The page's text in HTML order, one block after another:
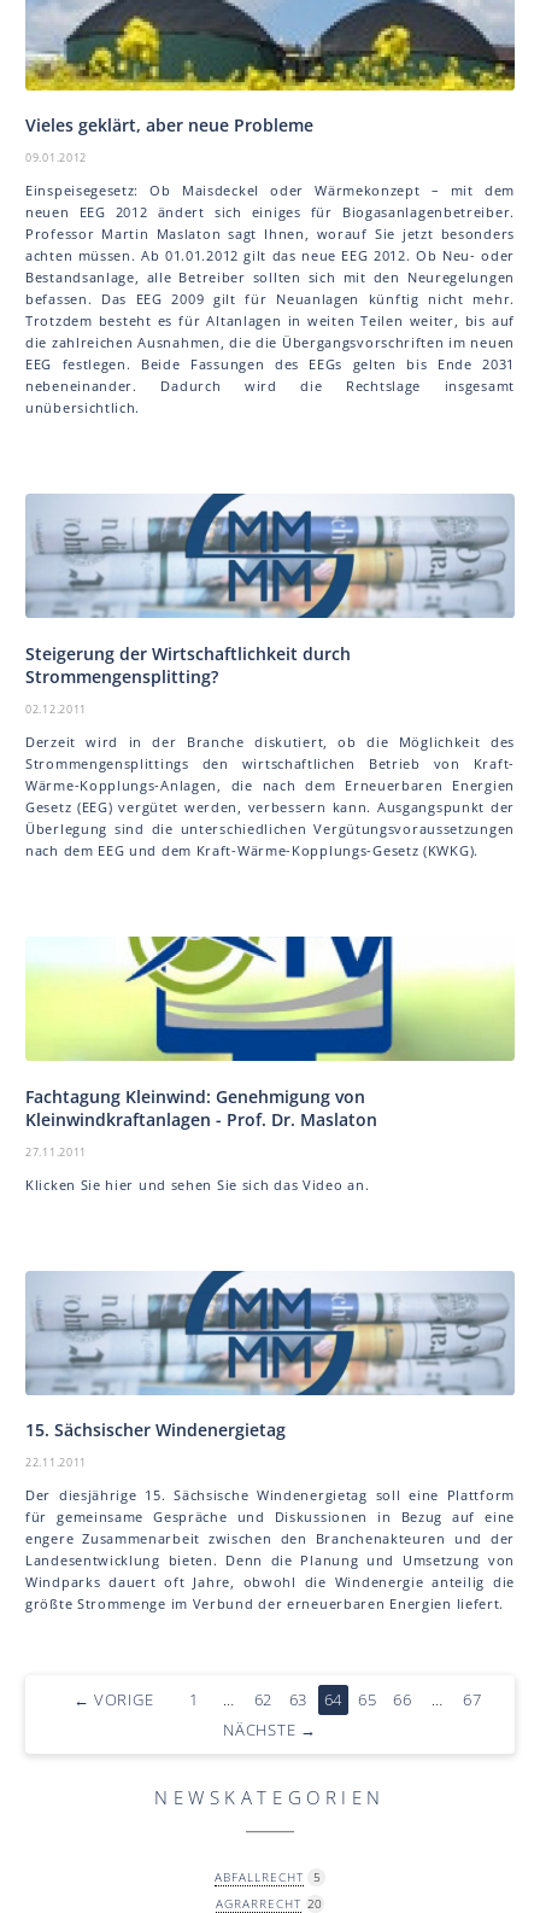
Vieles geklärt, aber neue Probleme
09.01.2012
Einspeisegesetz: Ob Maisdeckel oder Wärmekonzept – mit dem
neuen EEG 2012 ändert sich einiges für Biogasanlagenbetreiber.
Professor Martin Mas la ton sagt Ihnen, worauf Sie jetzt besonders
achten müssen. Ab 01.01.2012 gilt das neue EEG 2012. Ob Neu- oder
Bestandsanlage, alle Betreiber sollten sich mit den Neuregelungen
befassen. Das EEG 2009 gilt für Neuanlagen künftig nicht mehr.
Trotzdem besteht es für Altanlagen in weiten Teilen weiter, bis auf
die zahlreichen Ausnahmen, die die Übergangsvorschriften im neuen
EEG festlegen. Beide Fassungen des EEGs gelten bis Ende 2031
nebeneinander. Dadurch wird die Rechtslage insgesamt
unübersichtlich.
Steigerung der Wirtschaftlichkeit durch
Strommengensplitting?
02.12.2011
Derzeit wird in der Branche diskutiert, ob die Möglichkeit des
Strommengensplittings den wirtschaftlichen Betrieb von Kraft-
Wärme-Kopplungs-Anlagen, die nach dem Erneuerbaren Energien
Gesetz (EEG) vergütet werden, verbessern kann. Ausgangspunkt der
Überlegung sind die unterschiedlichen Vergütungsvoraussetzungen
nach dem EEG und dem Kraft-Wärme-Kopplungs-Gesetz (KWKG).
Fachtagung Kleinwind: Genehmigung von
Kleinwindkraftanlagen - Prof. Dr. Mas la ton
27.11.2011
Klicken Sie hier und sehen Sie sich das Video an.
15. Sächsischer Windenergietag
22.11.2011
Der diesjährige 15. Sächsische Windenergietag soll eine Plattform
für gemeinsame Gespräche und Diskussionen in Bezug auf eine
engere Zusammenarbeit zwischen den Branchenakteuren und der
Landesentwicklung bieten. Denn die Planung und Umsetzung von
Windparks dauert oft Jahre, obwohl die Windenergie anteilig die
größte Strommenge im Verbund der erneuerbaren Energien liefert.
← VORIGE 1 … 62 63 64 65 66 …
67
NÄCHSTE →
NEWSKATEGORIEN
ABFALLRECHT
5
AGRARRECHT 20